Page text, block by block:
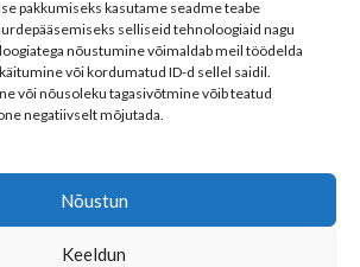
pakkumiseks kasutame seadme teabe
selliseid tehnoloogiaid nagu
nõustumine võimaldab meil töödelda
või kordumatud ID-d sellel saidil.
või nõusoleku tagasivõtmine võib teatud
negatiivselt mõjutada.
Nõustun
Keeldun
tn 7, Tallinn